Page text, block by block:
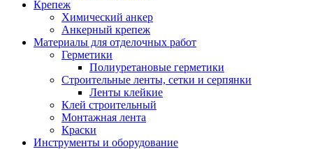
Крепеж
Химический анкер
Анкерный крепеж
Материалы для отделочных работ
Герметики
Полиуретановые герметики
Строительные ленты, сетки и серпянки
Ленты клейкие
Клей строительный
Монтажная лента
Краски
Инструменты и оборудование